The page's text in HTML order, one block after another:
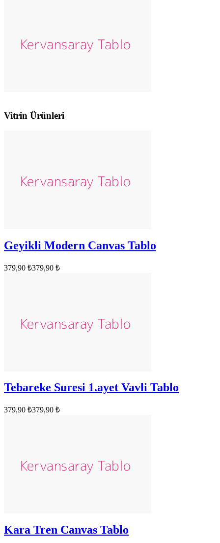
Vitrin Ürünleri
Geyikli Modern Canvas Tablo
379,90 ₺379,90 ₺
Tebareke Suresi 1.ayet Vavli Tablo
379,90 ₺379,90 ₺
Kara Tren Canvas Tablo